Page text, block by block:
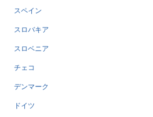
スペイン
スロバキア
スロベニア
チェコ
デンマーク
ドイツ